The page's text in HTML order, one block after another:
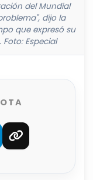
del Mundial
dijo la
que expresó su
Especial